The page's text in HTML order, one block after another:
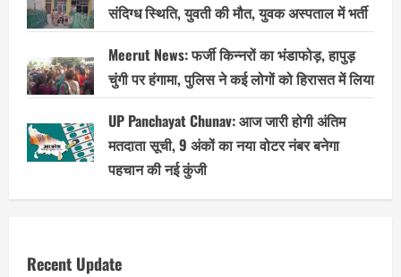
संदिग्ध स्थिति, युवती की मौत, युवक अस्पताल में भर्ती
Meerut News: फर्जी किन्नरों का भंडाफोड़, हापुड़
चुंगी पर हंगामा, पुलिस ने कई लोगों को हिरासत में लिया
UP Panchayat Chunav: आज जारी होगी अंतिम
मतदाता सूची, 9 अंकों का नया वोटर नंबर बनेगा
पहचान की नई कुंजी
Recent Update